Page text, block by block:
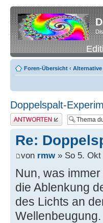
Foren-Übersicht ‹ Alternative
Doppelspalt-
Antwort erstellen
Re:
von rmw» So 5. Okt
Nun, was
die Ablenkung
des Lichts an
Wellenbeugung.